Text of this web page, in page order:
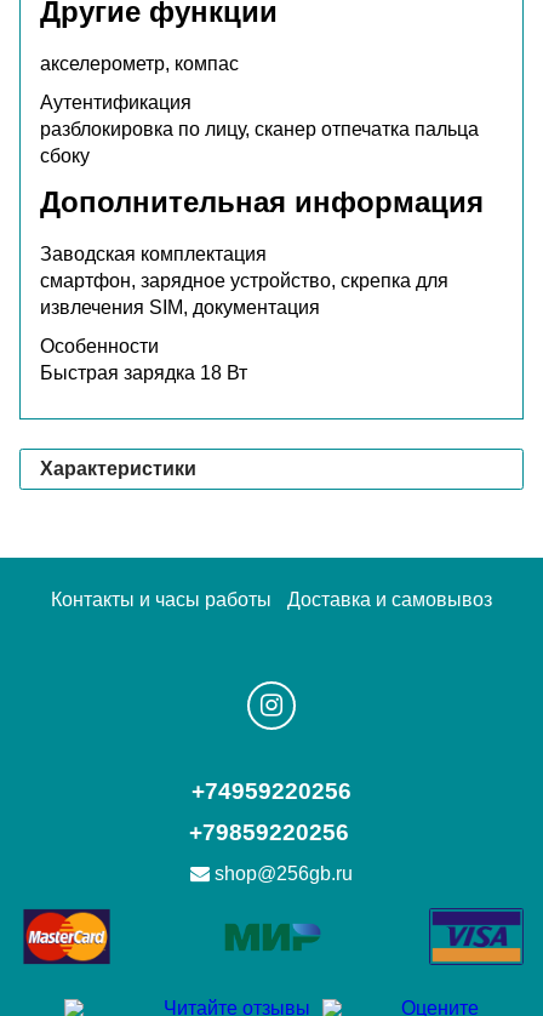
Другие функции
акселерометр, компас
Аутентификация
разблокировка по лицу, сканер отпечатка пальца
сбоку
Дополнительная информация
Заводская комплектация
смартфон, зарядное устройство, скрепка для
извлечения SIM, документация
Особенности
Быстрая зарядка 18 Вт
Характеристики
Контакты и часы работы Доставка и самовывоз
+74959220256
+79859220256
shop@256gb.ru